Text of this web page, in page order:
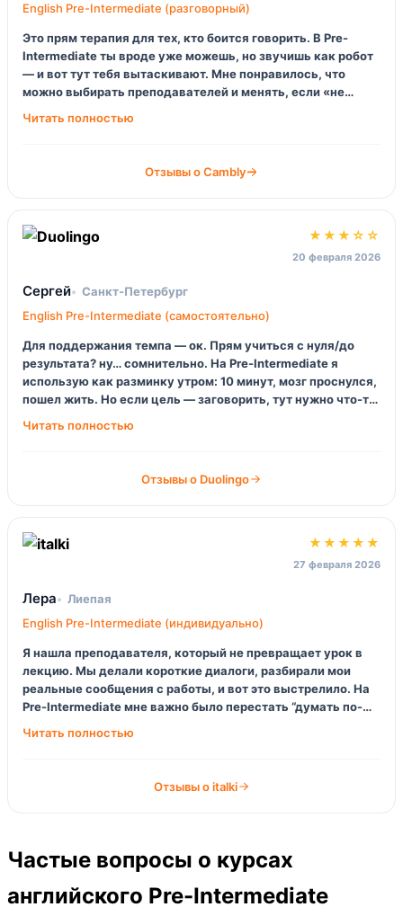
English Pre-Intermediate (разговорный)
Это прям терапия для тех, кто боится говорить. В Pre-
Intermediate ты вроде уже можешь, но звучишь как робот
— и вот тут тебя вытаскивают. Мне понравилось, что
можно выбирать преподавателей и менять, если «не
твой». Да, не самый дешевый вариант, но эффект по речи
Отзывы о Cambly
★★★☆☆
20 февраля 2026
Сергей
Санкт‑Петербург
English Pre-Intermediate (самостоятельно)
Для поддержания темпа — ок. Прям учиться с нуля/до
результата? ну… сомнительно. На Pre-Intermediate я
использую как разминку утром: 10 минут, мозг проснулся,
пошел жить. Но если цель — заговорить, тут нужно что-то
еще, иначе будет вечный “I goed”.
Отзывы о Duolingo
★★★★★
27 февраля 2026
Лера
Лиепая
English Pre-Intermediate (индивидуально)
Я нашла преподавателя, который не превращает урок в
лекцию. Мы делали короткие диалоги, разбирали мои
реальные сообщения с работы, и вот это выстрелило. На
Pre-Intermediate мне важно было перестать “думать по-
русски”, и через пару недель я заметила, что формулирую
Отзывы о italki
Частые вопросы о курсах
английского Pre-Intermediate